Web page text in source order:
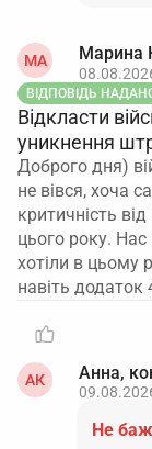
чинною доти,
анулювання.
МА Марина
ВІДПОВІДЬ
Відкласти
уникнення
Доброго дня)
не вівся, хоча
критичність
цього року.
хотіли в цьому
навіть додаток
АК Анна,
Не